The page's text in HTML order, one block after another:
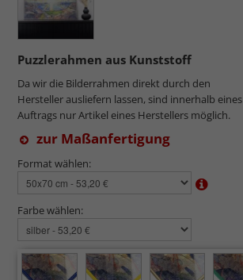
Puzzlerahmen aus Kunststoff
Da wir die Bilderrahmen direkt durch den
Hersteller ausliefern lassen, sind innerhalb eines
Auftrags nur Artikel eines Herstellers möglich.
zur Maßanfertigung
Format wählen:
Farbe wählen: